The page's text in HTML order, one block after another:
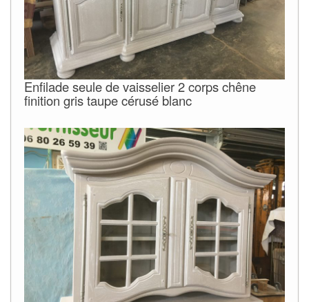
Enfilade seule de vaisselier 2 corps chêne
finition gris taupe cérusé blanc